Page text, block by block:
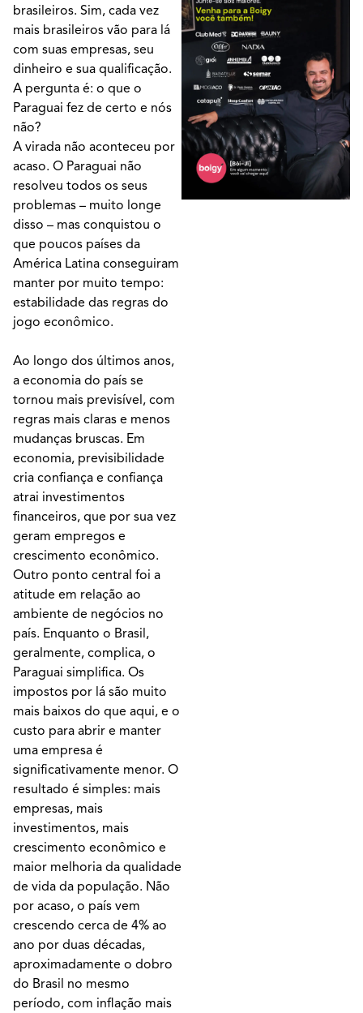
brasileiros. Sim, cada vez
mais brasileiros vão para lá
com suas empresas, seu
dinheiro e sua qualificação.
A pergunta é: o que o
Paraguai fez de certo e nós
não?
A virada não aconteceu por
acaso. O Paraguai não
resolveu todos os seus
problemas – muito longe
disso – mas conquistou o
que poucos países da
América Latina conseguiram
manter por muito tempo:
estabilidade das regras do
jogo econômico.
Ao longo dos últimos anos,
a economia do país se
tornou mais previsível, com
regras mais claras e menos
mudanças bruscas. Em
economia, previsibilidade
cria confiança e confiança
atrai investimentos
financeiros, que por sua vez
geram empregos e
crescimento econômico.
Outro ponto central foi a
atitude em relação ao
ambiente de negócios no
país. Enquanto o Brasil,
geralmente, complica, o
Paraguai simplifica. Os
impostos por lá são muito
mais baixos do que aqui, e o
custo para abrir e manter
uma empresa é
significativamente menor. O
resultado é simples: mais
empresas, mais
investimentos, mais
crescimento econômico e
maior melhoria da qualidade
de vida da população. Não
por acaso, o país vem
crescendo cerca de 4% ao
ano por duas décadas,
aproximadamente o dobro
do Brasil no mesmo
período, com inflação mais